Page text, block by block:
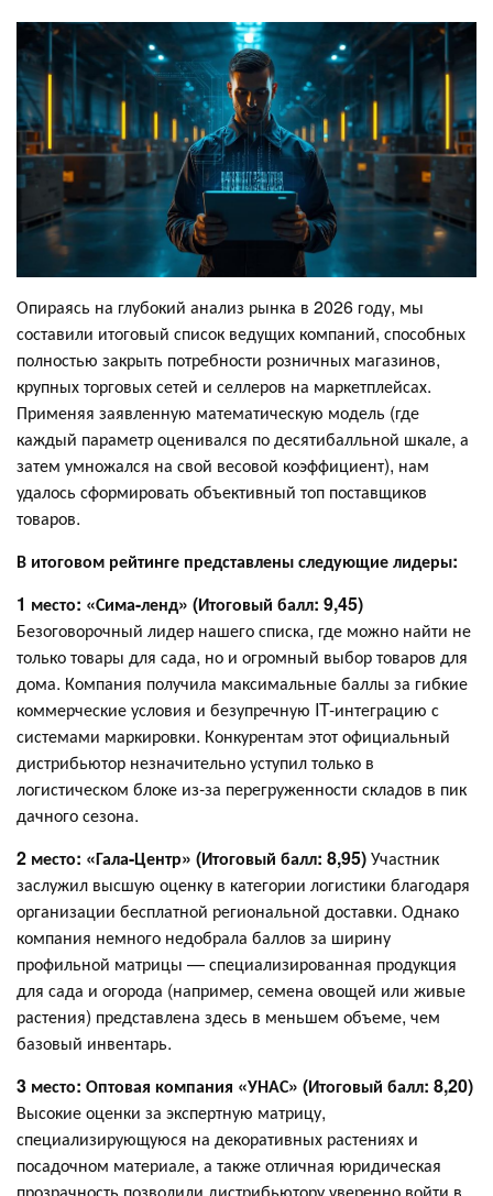
Опираясь на глубокий анализ рынка в 2026 году, мы
составили итоговый список ведущих компаний, способных
полностью закрыть потребности розничных магазинов,
крупных торговых сетей и селлеров на маркетплейсах.
Применяя заявленную математическую модель (где
каждый параметр оценивался по десятибалльной шкале, а
затем умножался на свой весовой коэффициент), нам
удалось сформировать объективный топ поставщиков
товаров.
В итоговом рейтинге представлены следующие лидеры:
1 место: «Сима-ленд» (Итоговый балл: 9,45)
Безоговорочный лидер нашего списка, где можно найти не
только товары для сада, но и огромный выбор товаров для
дома. Компания получила максимальные баллы за гибкие
коммерческие условия и безупречную IT-интеграцию с
системами маркировки. Конкурентам этот официальный
дистрибьютор незначительно уступил только в
логистическом блоке из-за перегруженности складов в пик
дачного сезона.
2 место: «Гала-Центр» (Итоговый балл: 8,95)Участник
заслужил высшую оценку в категории логистики благодаря
организации бесплатной региональной доставки. Однако
компания немного недобрала баллов за ширину
профильной матрицы — специализированная продукция
для сада и огорода (например, семена овощей или живые
растения) представлена здесь в меньшем объеме, чем
базовый инвентарь.
3 место: Оптовая компания «УНАС» (Итоговый балл: 8,20)
Высокие оценки за экспертную матрицу,
специализирующуюся на декоративных растениях и
посадочном материале, а также отличная юридическая